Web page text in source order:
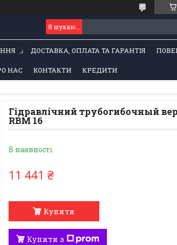
ДОСТАВКА, ОПЛАТА ТА ГАРАНТІЯ
НАС КОНТАКТИ КРЕДИТИ
Гідравлічний трубогибочный
RBM 16
В наявності
11 441 ₴
Купити
Купити з